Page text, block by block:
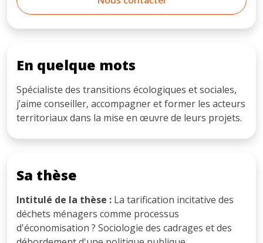
En quelque mots
Spécialiste des transitions écologiques et sociales,
j’aime conseiller, accompagner et former les acteurs
territoriaux dans la mise en œuvre de leurs projets.
Sa thèse
Intitulé de la thèse : La tarification incitative des
déchets ménagers comme processus
d'économisation ? Sociologie des cadrages et des